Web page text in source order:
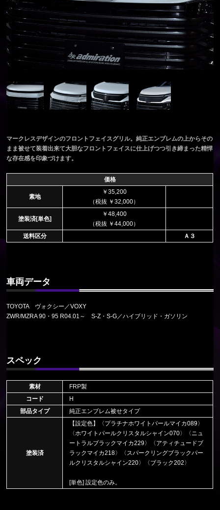
マークレスデザインのフロントフェイスグリル。純正エンブレムの上からその
まま被せて装着出来て大胆なフロントフェイスに仕上げつつ引き締まった精悍
な存在感を印象づけます。
価格
素地
￥35,200
（税抜 ￥32,000）
塗装済[単色]
￥48,400
（税抜 ￥44,000）
送料区分
Ａ３
車両データ
TOYOTA ヴォクシー／VOXY
ZWR/MZRA 90・95 R04.01～ S-Z・S-G／ハイブリッド・ガソリン
スペック
素材
FRP製
コード
H
部品タイプ
純正エンブレム被せタイプ
塗装済
【設定色】〈プラチナホワイトパールマイカ089〉
〈ホワイトパールクリスタルシャイン070〉〈ニュ
ートラルブラックマイカ229〉〈アティチュードブ
ラックマイカ218〉〈スパークリングブラックパー
ルクリスタルシャイン220〉〈ブラック202〉
[単色] 設定色のみ。